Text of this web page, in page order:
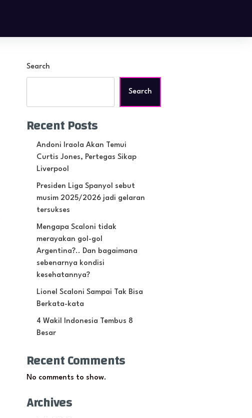
Search
Search
Recent Posts
Andoni Iraola Akan Temui
Curtis Jones, Pertegas Sikap
Liverpool
Presiden Liga Spanyol sebut
musim 2025/2026 jadi gelaran
tersukses
Mengapa Scaloni tidak
merayakan gol-gol
Argentina?.. Dan bagaimana
sebenarnya kondisi
kesehatannya?
Lionel Scaloni Sampai Tak Bisa
Berkata-kata
4 Wakil Indonesia Tembus 8
Besar
Recent Comments
No comments to show.
Archives